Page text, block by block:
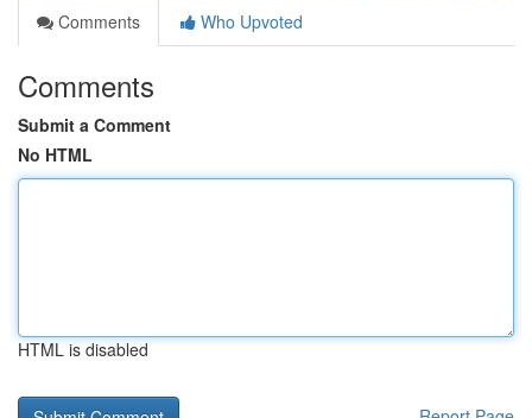
Comments
Who Upvoted
Comments
Submit a Comment
No HTML
HTML is disabled